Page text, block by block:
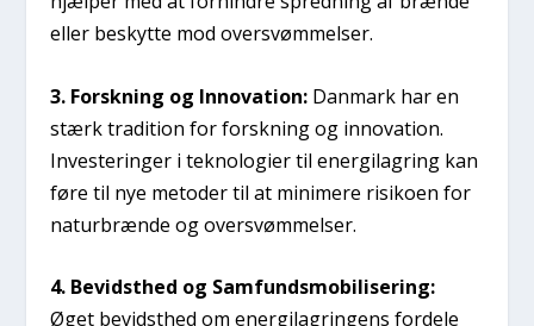
eller beskytte mod oversvømmelser.
3. Forskning og Innovation: Danmark har en
stærk tradition for forskning og innovation.
Investeringer i teknologier til energilagring kan
føre til nye metoder til at minimere risikoen for
naturbrænde og oversvømmelser.
4. Bevidsthed og Samfundsmobilisering:
Øget bevidsthed om energilagringens fordele